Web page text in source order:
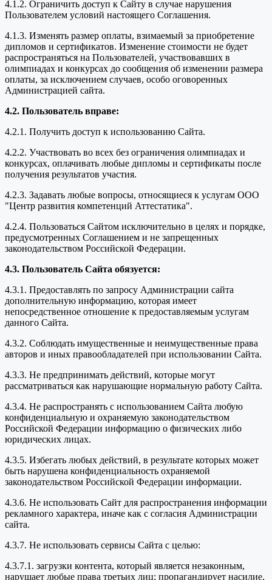
4.1.2. Ограничить доступ к Сайту в случае нарушения
Пользователем условий настоящего Соглашения.
4.1.3. Изменять размер оплаты, взимаемый за приобретение
дипломов и сертификатов. Изменение стоимости не будет
распространяться на Пользователей, участвовавших в
олимпиадах и конкурсах до сообщения об изменении размера
оплаты, за исключением случаев, особо оговоренных
Администрацией сайта.
4.2. Пользователь вправе:
4.2.1. Получить доступ к использованию Сайта.
4.2.2. Участвовать во всех без ограничения олимпиадах и
конкурсах, оплачивать любые дипломы и сертификаты после
получения результатов участия.
4.2.3. Задавать любые вопросы, относящиеся к услугам ООО
"Центр развития компетенций Аттестатика".
4.2.4. Пользоваться Сайтом исключительно в целях и порядке,
предусмотренных Соглашением и не запрещенных
законодательством Российской Федерации.
4.3. Пользователь Сайта обязуется:
4.3.1. Предоставлять по запросу Администрации сайта
дополнительную информацию, которая имеет
непосредственное отношение к предоставляемым услугам
данного Сайта.
4.3.2. Соблюдать имущественные и неимущественные права
авторов и иных правообладателей при использовании Сайта.
4.3.3. Не предпринимать действий, которые могут
рассматриваться как нарушающие нормальную работу Сайта.
4.3.4. Не распространять с использованием Сайта любую
конфиденциальную и охраняемую законодательством
Российской Федерации информацию о физических либо
юридических лицах.
4.3.5. Избегать любых действий, в результате которых может
быть нарушена конфиденциальность охраняемой
законодательством Российской Федерации информации.
4.3.6. Не использовать Сайт для распространения информации
рекламного характера, иначе как с согласия Администрации
сайта.
4.3.7. Не использовать сервисы Сайта с целью:
4.3.7.1. загрузки контента, который является незаконным,
нарушает любые права третьих лиц; пропагандирует насилие,